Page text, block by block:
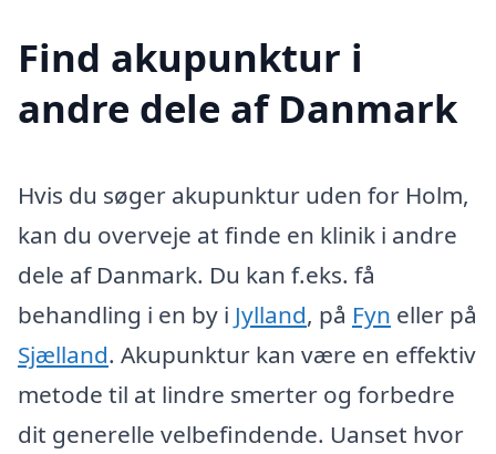
Find akupunktur i
andre dele af Danmark
Hvis du søger akupunktur uden for Holm,
kan du overveje at finde en klinik i andre
dele af Danmark. Du kan f.eks. få
behandling i en by i Jylland, på Fyn eller på
Sjælland. Akupunktur kan være en effektiv
metode til at lindre smerter og forbedre
dit generelle velbefindende. Uanset hvor